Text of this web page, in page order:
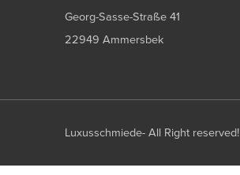
Georg-Sasse-Straße 41
22949 Ammersbek
Luxusschmiede- All Right reserved!